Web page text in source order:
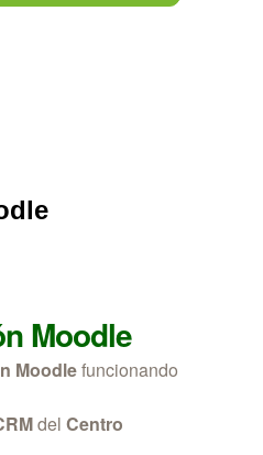
Moodle
Moodlefuncionando
del Centro